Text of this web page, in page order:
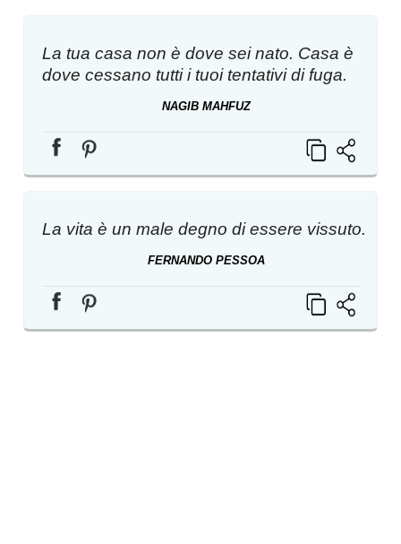
La tua casa non è dove sei nato. Casa è
dove cessano tutti i tuoi tentativi di fuga.
NAGIB MAHFUZ
La vita è un male degno di essere vissuto.
FERNANDO PESSOA